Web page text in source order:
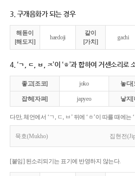
3. 구개음화가 되는 경우
해돋이
[해도지]
haedoji
같이
[가치]
gachi
4. ‘ㄱ, ㄷ, ㅂ, ㅈ’이 ‘ㅎ’과 합하여 거센소리로
좋고[조코] joko 놓다[
잡혀[자펴] japyeo 낳지[
다만, 체언에서 ‘ㄱ, ㄷ, ㅂ’ 뒤에 ‘ㅎ’이 따를 때에는
묵호(Mukho) 집현전
[붙임] 된소리되기는 표기에 반영하지 않는다.